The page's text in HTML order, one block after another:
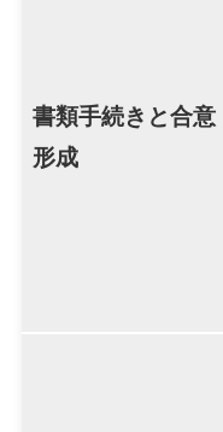
書類手続きと合意
形成